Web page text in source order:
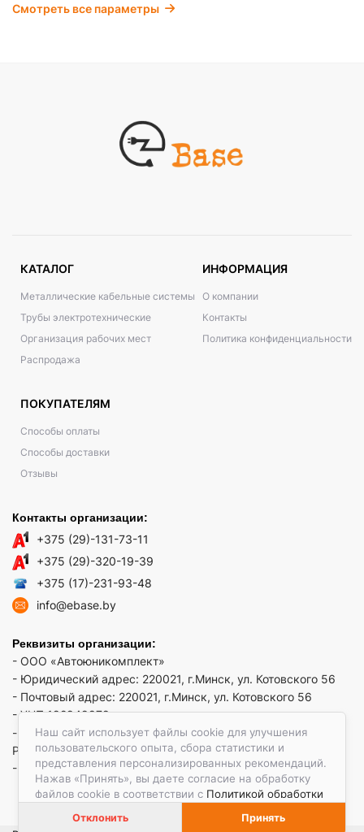
Наш сайт использует файлы cookie для улучшения
пользовательского опыта, сбора статистики и
представления персонализированных рекомендаций.
Нажав «Принять», вы даете согласие на обработку
файлов cookie в соответствии с Политикой обработки
Отклонить Принять
Смотреть все параметры
КАТАЛОГ
Металлические кабельные системы
Трубы электротехнические
Организация рабочих мест
Распродажа
ИНФОРМАЦИЯ
О компании
Контакты
Политика конфиденциальности
ПОКУПАТЕЛЯМ
Способы оплаты
Способы доставки
Отзывы
Контакты организации:
+375 (29)-131-73-11
+375 (29)-320-19-39
+375 (17)-231-93-48
info@ebase.by
Реквизиты организации:
- ООО «Автоюникомплект»
- Юридический адрес: 220021, г.Минск, ул. Котовского 56
- Почтовый адрес: 220021, г.Минск, ул. Котовского 56
- УНП 192949879
- р/сч BY52 REDJ 3012 1009 3553 3010 0933 в ЗАО "Банк
РРБ"
- Код банка: REDJBY22